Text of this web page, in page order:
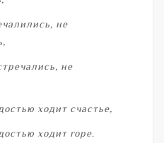
не
не
ходит счастье,
ходит горе.